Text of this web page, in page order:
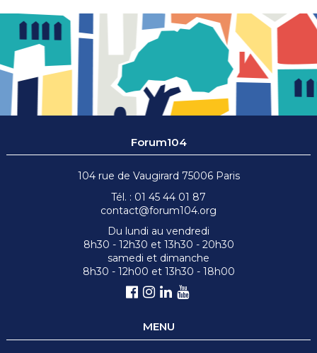
Forum104
104 rue de Vaugirard 75006 Paris
Tél. : 01 45 44 01 87
contact@forum104.org
Du lundi au vendredi
8h30 - 12h30 et 13h30 - 20h30
samedi et dimanche
8h30 - 12h00 et 13h30 - 18h00
MENU